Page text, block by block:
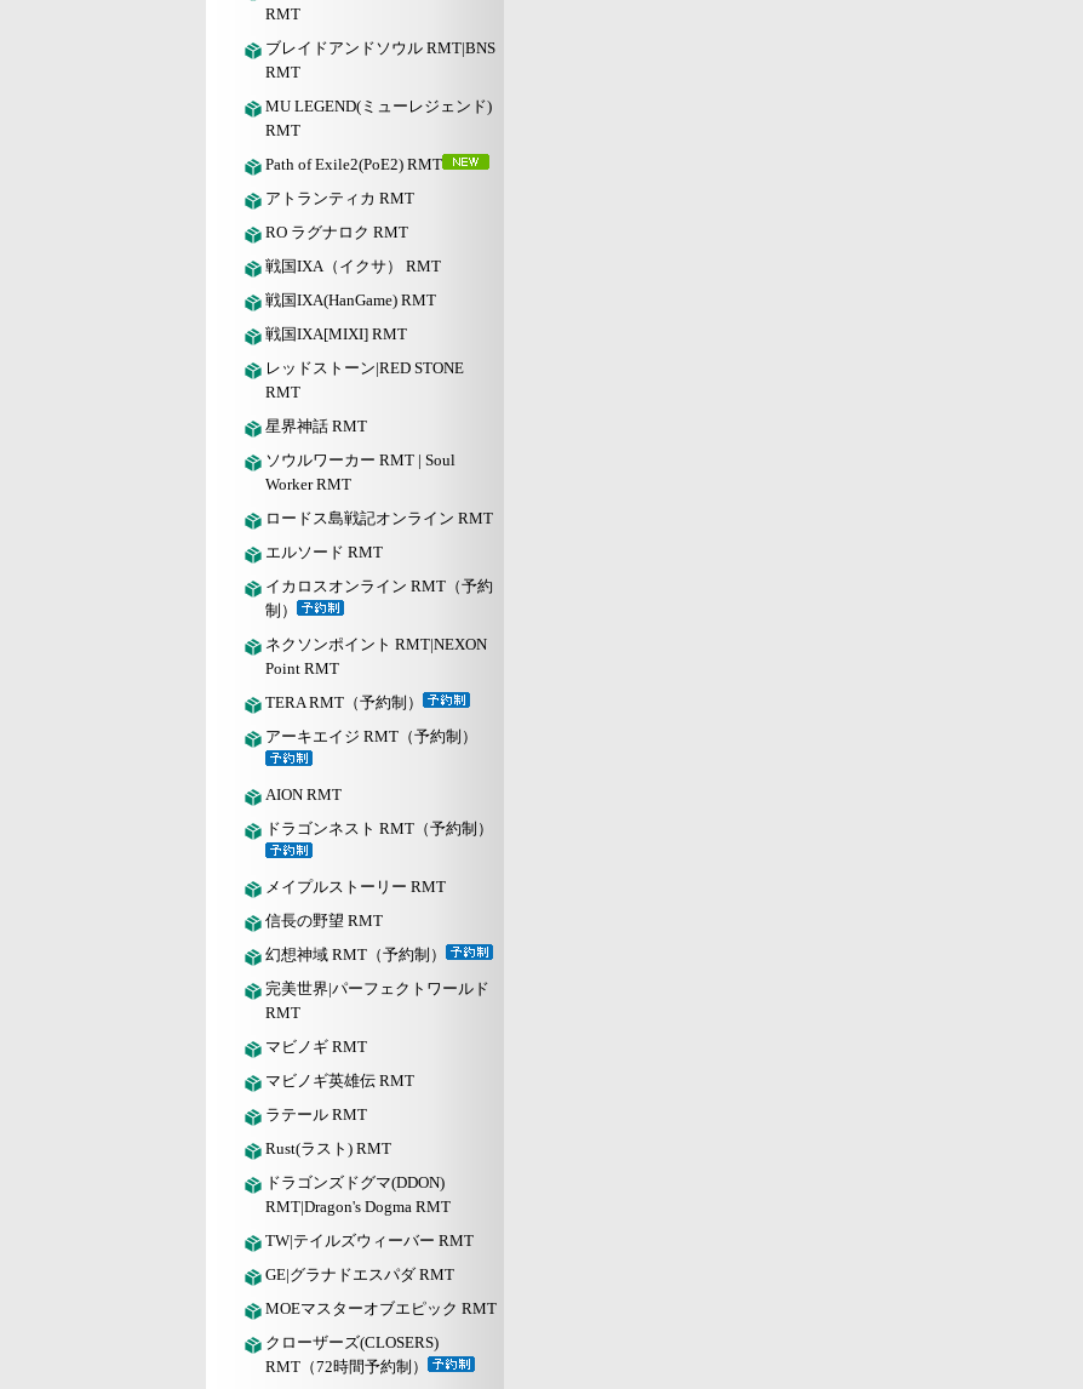
RMT
ブレイドアンドソウル RMT|BNS
RMT
MU LEGEND(ミューレジェンド)
RMT
Path of Exile2(PoE2) RMT
アトランティカ RMT
RO ラグナロク RMT
戦国IXA（イクサ） RMT
戦国IXA(HanGame) RMT
戦国IXA[MIXI] RMT
レッドストーン|RED STONE
RMT
星界神話 RMT
ソウルワーカー RMT | Soul
Worker RMT
ロードス島戦記オンライン RMT
エルソード RMT
イカロスオンライン RMT（予約
制）
ネクソンポイント RMT|NEXON
Point RMT
TERA RMT（予約制）
アーキエイジ RMT（予約制）
AION RMT
ドラゴンネスト RMT（予約制）
メイプルストーリー RMT
信長の野望 RMT
幻想神域 RMT（予約制）
完美世界|パーフェクトワールド
RMT
マビノギ RMT
マビノギ英雄伝 RMT
ラテール RMT
Rust(ラスト) RMT
ドラゴンズドグマ(DDON)
RMT|Dragon's Dogma RMT
TW|テイルズウィーバー RMT
GE|グラナドエスパダ RMT
MOEマスターオブエピック RMT
クローザーズ(CLOSERS)
RMT（72時間予約制）